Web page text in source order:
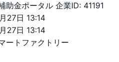
助金ポータル 企業ID: 41191
27日 13:14
27日 13:14
ートファクトリー